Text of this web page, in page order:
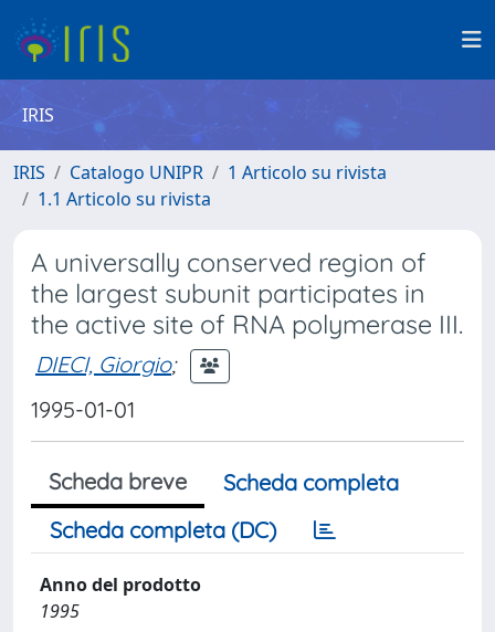
IRIS
IRIS Catalogo UNIPR
1 Articolo su rivista
1.1 Articolo su rivista
A universally conserved region of
the largest subunit participates in
the active site of RNA polymerase III.
DIECI, Giorgio;
1995-01-01
Scheda breve
Scheda completa
Scheda completa (DC)
Anno del prodotto
1995